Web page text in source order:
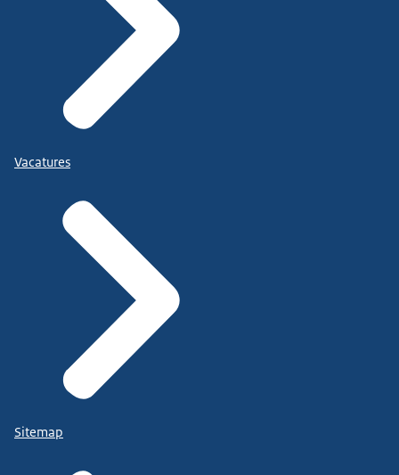
Vacatures
Sitemap